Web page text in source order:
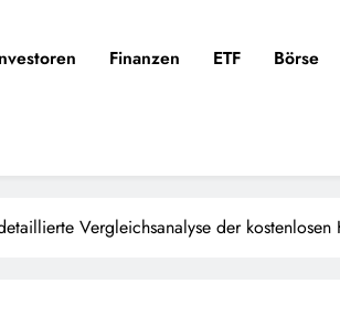
Finanzen ETF Börse
Vergleichsanalyse der kostenlosen